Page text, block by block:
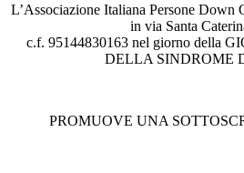
L’Associazione Italiana Persone Down
in via Santa
c.f. 95144830163 nel giorno della
DELLA SINDROME
PROMUOVE UNA